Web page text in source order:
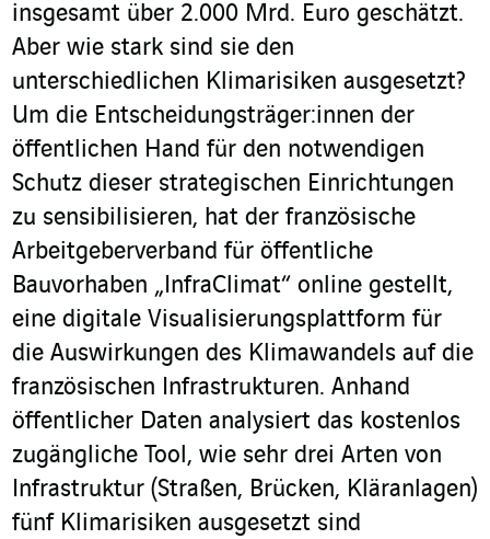
insgesamt über 2.000 Mrd. Euro geschätzt.
Aber wie stark sind sie den
unterschiedlichen Klimarisiken ausgesetzt?
Um die Entscheidungsträger:innen der
öffentlichen Hand für den notwendigen
Schutz dieser strategischen Einrichtungen
zu sensibilisieren, hat der französische
Arbeitgeberverband für öffentliche
Bauvorhaben „InfraClimat“ online gestellt,
eine digitale Visualisierungsplattform für
die Auswirkungen des Klimawandels auf die
französischen Infrastrukturen. Anhand
öffentlicher Daten analysiert das kostenlos
zugängliche Tool, wie sehr drei Arten von
Infrastruktur (Straßen, Brücken, Kläranlagen)
fünf Klimarisiken ausgesetzt sind